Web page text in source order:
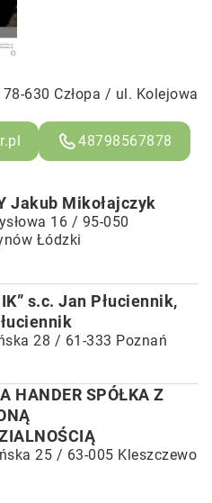
630 Człopa / ul. Kolejowa
48798567878
Jakub Mikołajczyk
16 / 95-050
Łódzki
s.c. Jan Płuciennik,
28 / 61-333 Poznań
HANDER SPÓŁKA Z
25 / 63-005 Kleszczewo